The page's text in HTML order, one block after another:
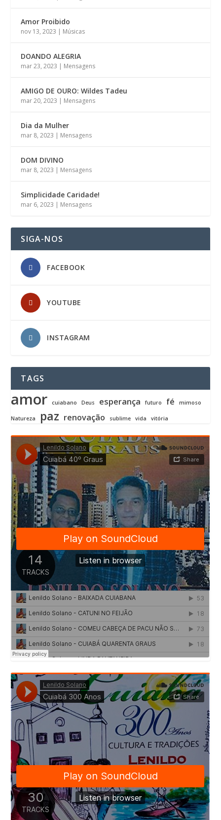
Amor Proibido
nov 13, 2023 | Músicas
DOANDO ALEGRIA
mar 23, 2023 | Mensagens
AMIGO DE OURO: Wildes Tadeu
mar 20, 2023 | Mensagens
Dia da Mulher
mar 8, 2023 | Mensagens
DOM DIVINO
mar 8, 2023 | Mensagens
Simplicidade Caridade!
mar 6, 2023 | Mensagens
SIGA-NOS
FACEBOOK
YOUTUBE
INSTAGRAM
TAGS
amor cuiabano Deus esperança futuro fé mimoso
Natureza paz renovação sublime vida vitória